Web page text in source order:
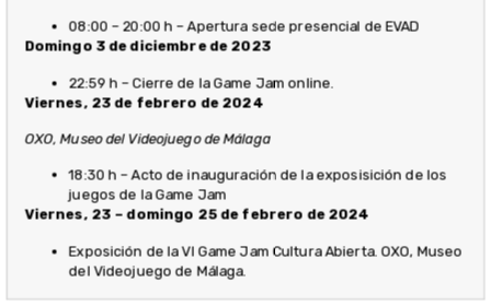
08:00 – 20:00 h – Apertura sede presencial de EVAD
Domingo 3 de diciembre de 2023
22:59 h – Cierre de la Game Jam online.
Viernes, 23 de febrero de 2024
OXO, Museo del Videojuego de Málaga
18:30 h – Acto de inauguración de la exposisición de los
juegos de la Game Jam
Viernes, 23 – domingo 25 de febrero de 2024
Exposición de la VI Game Jam Cultura Abierta. OXO, Museo
del Videojuego de Málaga.